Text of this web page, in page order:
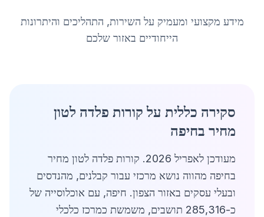
מידע מקצועי ומעמיק על השירות, התהליכים והיתרונות
הייחודיים באזור שלכם
סקירה כללית על קורות פלדה לטון
מחיר בחיפה
מעודכן לאפריל 2026. קורות פלדה לטון מחיר
בחיפה מהווה נושא מרכזי עבור קבלנים, מהנדסים
ובעלי עסקים באזור הצפון. חיפה, עם אוכלוסייה של
כ-285,316 תושבים, משמשת כמרכז כלכלי